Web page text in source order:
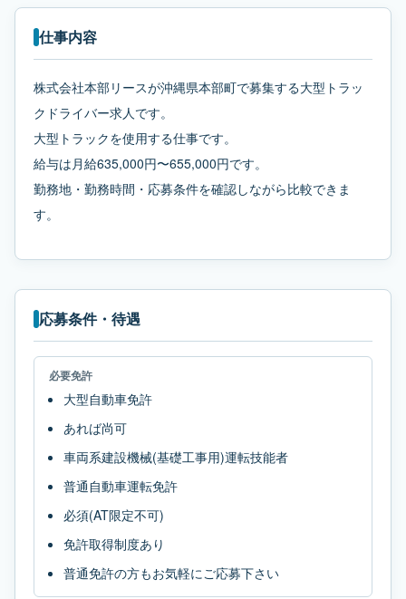
仕事内容
株式会社本部リースが沖縄県本部町で募集する大型トラッ
クドライバー求人です。
大型トラックを使用する仕事です。
給与は月給635,000円〜655,000円です。
勤務地・勤務時間・応募条件を確認しながら比較できま
す。
応募条件・待遇
必要免許
大型自動車免許
あれば尚可
車両系建設機械(基礎工事用)運転技能者
普通自動車運転免許
必須(AT限定不可)
免許取得制度あり
普通免許の方もお気軽にご応募下さい